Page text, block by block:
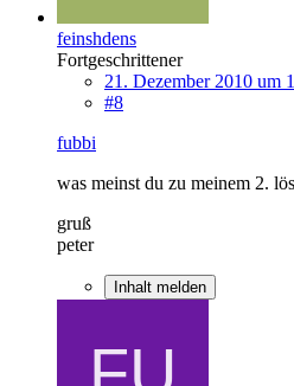
feinshdens
Fortgeschrittener
21. Dezember 2010 um
#8
fubbi
was meinst du zu meinem 2.
gruß
peter
Inhalt melden